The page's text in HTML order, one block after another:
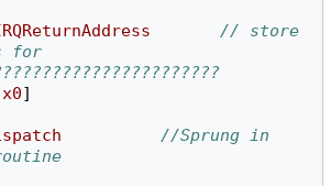
// store
for
x0]
//Sprung in